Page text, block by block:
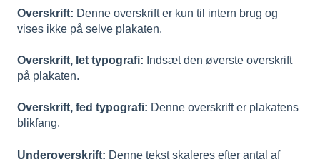
Overskrift: Denne overskrift er kun til intern brug og
vises ikke på selve plakaten.
Overskrift, let typografi: Indsæt den øverste overskrift
på plakaten.
Overskrift, fed typografi: Denne overskrift er plakatens
blikfang.
Underoverskrift: Denne tekst skaleres efter antal af